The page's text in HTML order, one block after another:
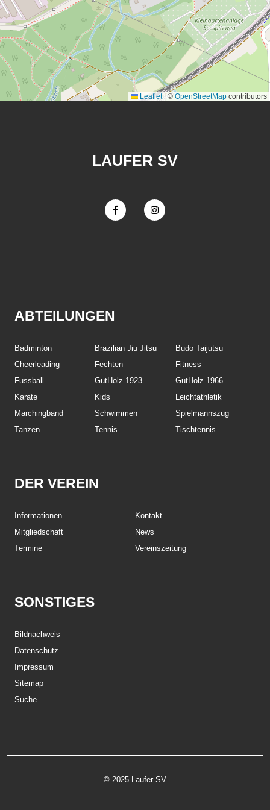
Leaflet |© OpenStreetMap contributors
LAUFER SV
ABTEILUNGEN
Badminton Brazilian Jiu Jitsu
Budo Taijutsu
Cheerleading
Fechten
Fitness
Fussball
GutHolz 1923
GutHolz 1966
Karate
Kids
Leichtathletik
Marchingband
Schwimmen
Spielmannszug
Tanzen
Tennis Tischtennis
DER VEREIN
Informationen
Kontakt
Mitgliedschaft
News
Termine
Vereinszeitung
SONSTIGES
Bildnachweis
Datenschutz
Impressum
Sitemap
Suche
© 2025 Laufer SV